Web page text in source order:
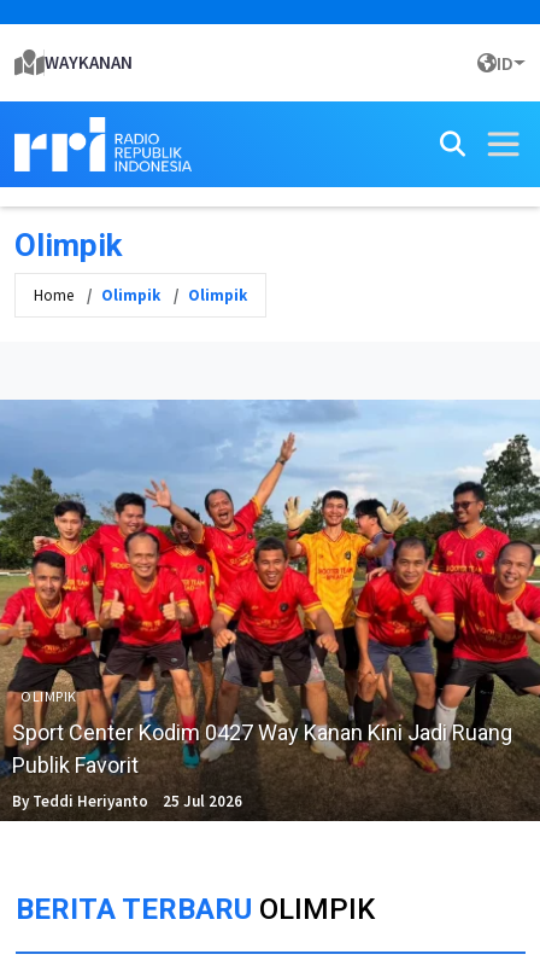
WAYKANAN ID
Olimpik
Home Olimpik Olimpik
OLIMPIK
Sport Center Kodim 0427 Way Kanan Kini Jadi Ruang
Publik Favorit
By Teddi Heriyanto 25 Jul 2026
BERITA TERBARU OLIMPIK